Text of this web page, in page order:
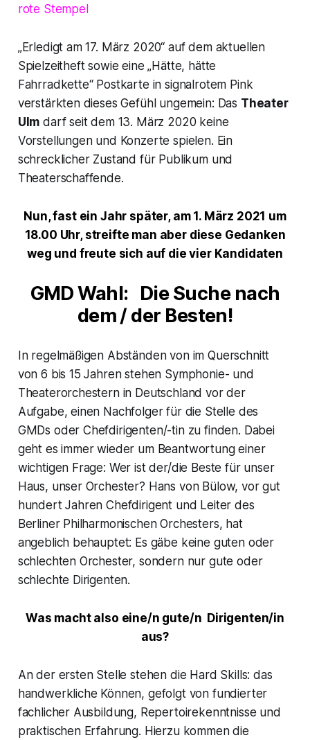
rote Stempel
„Erledigt am 17. März 2020“ auf dem aktuellen
Spielzeitheft sowie eine „Hätte, hätte
Fahrradkette“ Postkarte in signalrotem Pink
verstärkten dieses Gefühl ungemein: Das Theater
Ulm darf seit dem 13. März 2020 keine
Vorstellungen und Konzerte spielen. Ein
schrecklicher Zustand für Publikum und
Theaterschaffende.
Nun, fast ein Jahr später, am 1. März 2021 um
18.00 Uhr, streifte man aber diese Gedanken
weg und freute sich auf die vier Kandidaten
GMD Wahl: Die Suche nach
dem / der Besten!
In regelmäßigen Abständen von im Querschnitt
von 6 bis 15 Jahren stehen Symphonie- und
Theaterorchestern in Deutschland vor der
Aufgabe, einen Nachfolger für die Stelle des
GMDs oder Chefdirigenten/-tin zu finden. Dabei
geht es immer wieder um Beantwortung einer
wichtigen Frage: Wer ist der/die Beste für unser
Haus, unser Orchester? Hans von Bülow, vor gut
hundert Jahren Chefdirigent und Leiter des
Berliner Philharmonischen Orchesters, hat
angeblich behauptet: Es gäbe keine guten oder
schlechten Orchester, sondern nur gute oder
schlechte Dirigenten.
Was macht also eine/n gute/n Dirigenten/in
aus?
An der ersten Stelle stehen die Hard Skills: das
handwerkliche Können, gefolgt von fundierter
fachlicher Ausbildung, Repertoirekenntnisse und
praktischen Erfahrung. Hierzu kommen die